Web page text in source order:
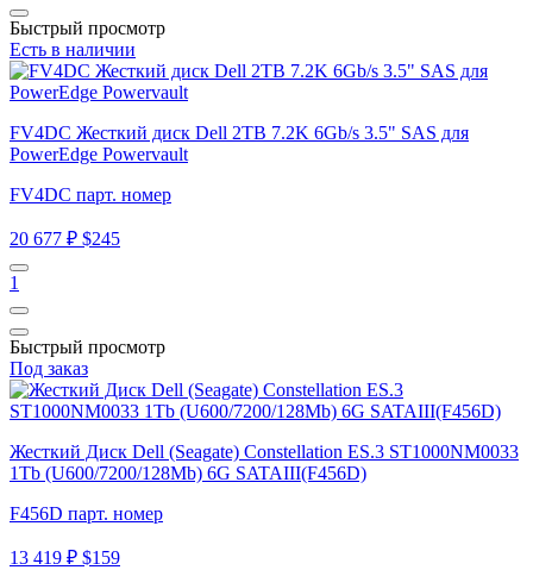
Быстрый просмотр
Есть в наличии
FV4DC Жесткий диск Dell 2TB 7.2K 6Gb/s 3.5" SAS для
PowerEdge Powervault
FV4DC парт. номер
20 677 ₽ $245
1
Быстрый просмотр
Под заказ
Жесткий Диск Dell (Seagate) Constellation ES.3 ST1000NM0033
1Tb (U600/7200/128Mb) 6G SATAIII(F456D)
F456D парт. номер
13 419 ₽ $159